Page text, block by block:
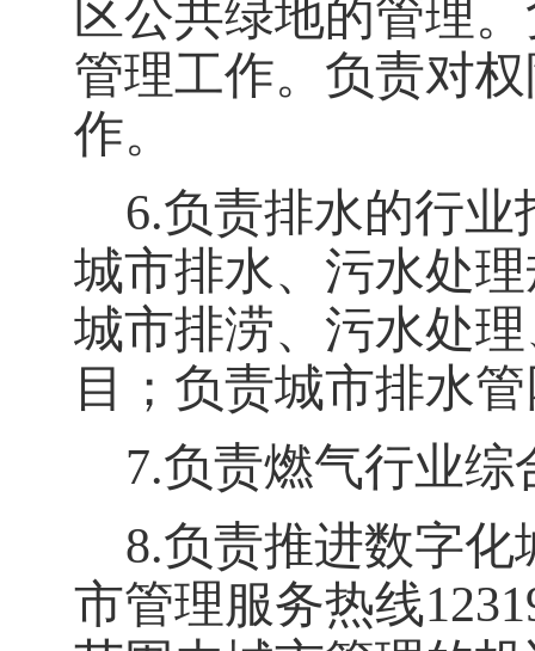
区公共绿地的管理
管理工作。负责对
作。
6.负责排水的行业
城市排水、污水处
城市排涝、污水处
目；负责城市排水
7.负责燃气行业综
8.负责推进数字化
市管理服务热线